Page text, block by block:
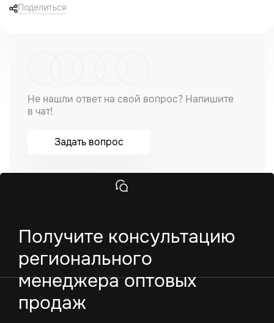
Поделиться
Не нашли ответ на свой вопрос? Напишите
в чат!
Задать вопрос
Получите консультацию
регионального
менеджера оптовых
продаж